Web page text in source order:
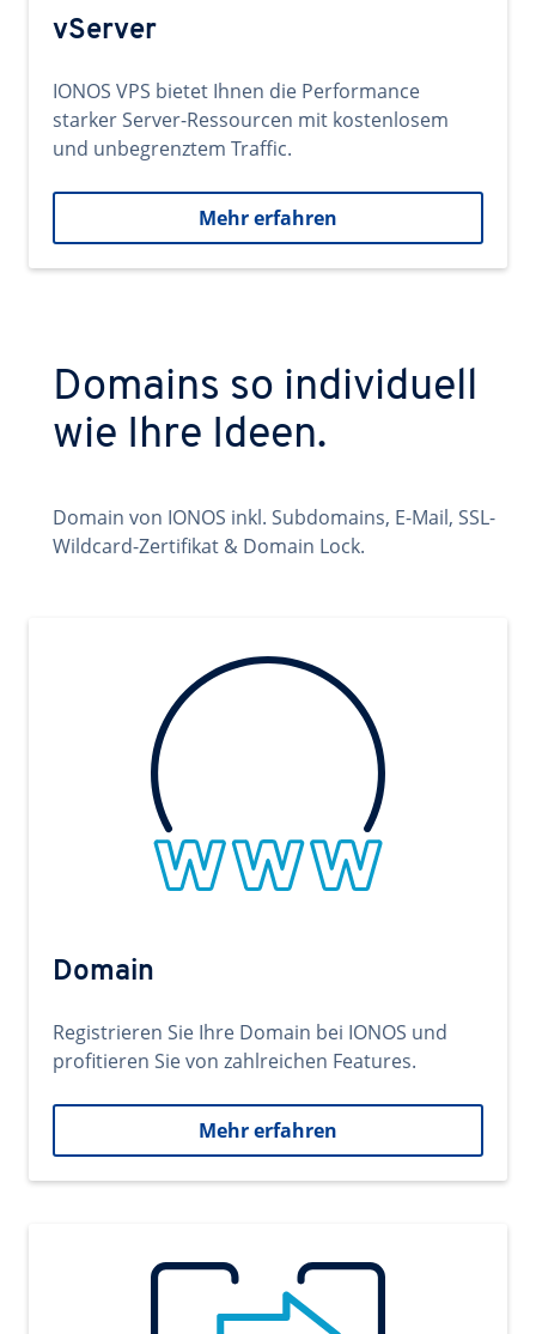
vServer
IONOS VPS bietet Ihnen die Performance
starker Server-Ressourcen mit kostenlosem
und unbegrenztem Traffic.
Mehr erfahren
Domains so individuell
wie Ihre Ideen.
Domain von IONOS inkl. Subdomains, E-Mail, SSL-
Wildcard-Zertifikat & Domain Lock.
Domain
Registrieren Sie Ihre Domain bei IONOS und
profitieren Sie von zahlreichen Features.
Mehr erfahren